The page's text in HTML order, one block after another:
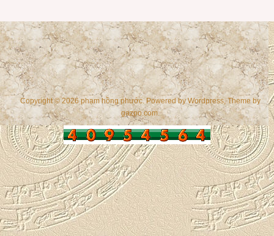
Copyright © 2026 phạm hồng phước. Powered byWordpress, Theme by
gazpo.com.